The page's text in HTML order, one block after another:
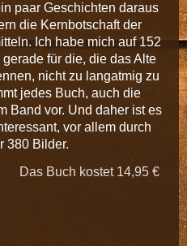
paar Geschichten daraus
die Kernbotschaft der
Ich habe mich auf 152
für die, die das Alte
nicht zu langatmig zu
jedes Buch, auch die
Band vor. Und daher ist es
vor allem durch
380 Bilder.
Das Buch kostet 14,95 €